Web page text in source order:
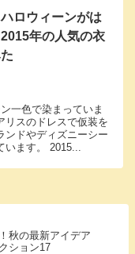
ロウィーンがは
年の人気の衣
一色で染まっていま
リスのドレスで仮装を
ンドやディズニーシー
います。 2015...
秋の最新アイデア
ション17